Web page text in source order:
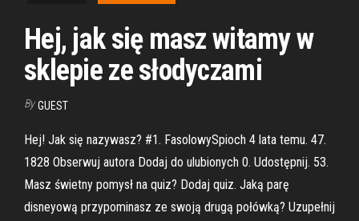
Hej, jak się masz witamy w
sklepie ze słodyczami
By GUEST
Hej! Jak się nazywasz? #1. FasolowySpioch 4 lata temu. 47.
1828 Obserwuj autora Dodaj do ulubionych 0. Udostępnij. 53.
Masz świetny pomysł na quiz? Dodaj quiz. Jaką parę
disneyową przypominasz ze swoją drugą połówką? Uzupełnij